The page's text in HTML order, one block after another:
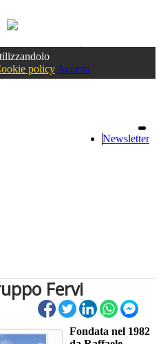
Accedioppure registrati
policy Accetta
Newsletter
Fervi
Fondata nel 1982